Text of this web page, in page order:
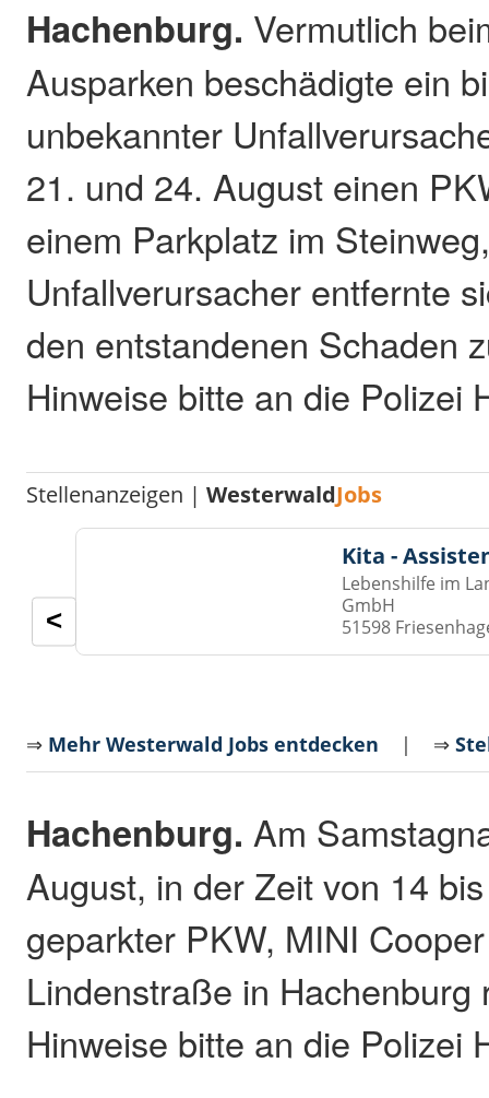
Hachenburg. Vermutlich
Ausparken beschädigte ein
unbekannter
21. und 24. August einen
einem Parkplatz im
Unfallverursacher entfernte
den entstandenen Schaden
Hinweise bitte an die Polizei
Stellenanzeigen |WesterwaldJobs
Kita -
Lebenshilfe im
GmbH
51598
<
⇒ Mehr Westerwald Jobs entdecken | ⇒
Hachenburg. Am
August, in der Zeit von 14
geparkter PKW, MINI
Lindenstraße in Hachenburg
Hinweise bitte an die Polizei